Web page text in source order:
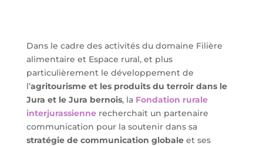
Dans le cadre des activités du domaine Filière
alimentaire et Espace rural, et plus
particulièrement le développement de
l’agritourisme et les produits du terroir dans le
Jura et le Jura bernois, la Fondation rurale
interjurassiennerecherchait un partenaire
communication pour la soutenir dans sa
stratégie de communication globaleet ses